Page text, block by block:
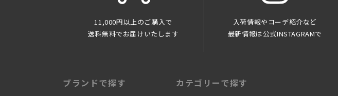
11,000円以上のご購入で
送料無料でお届けいたします
入荷情報やコーデ紹介など
最新情報は公式INSTAGRAMで
ブランドで探す カテゴリーで探す